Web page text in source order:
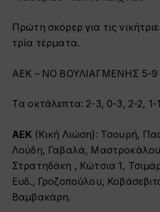
Πρώτη σκόρερ για τις
τρία τέρματα.
ΑΕΚ – ΝΟ ΒΟΥΛΙΑΓΜΕΝΗΣ 5-9
Tα οκτάλεπτα: 2-3, 0-3, 2-2, 1-1
ΑΕΚ (Κική Λιώση): Τσουρή,
Λούδη, Γαβαλά,
Στρατηδάκη , Κώτσια 1,
Ευδ., Γροζοπούλου,
Βαμβακάρη.